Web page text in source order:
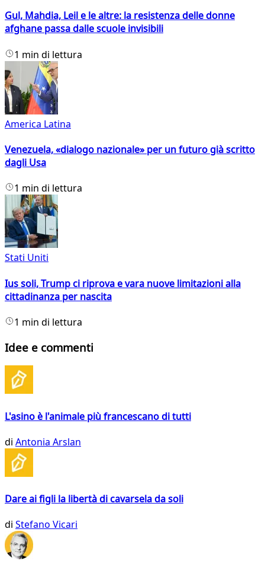
Gul, Mahdia, Leil e le altre: la resistenza delle donne
afghane passa dalle scuole invisibili
1 min di lettura
America Latina
Venezuela, «dialogo nazionale» per un futuro già scritto
dagli Usa
1 min di lettura
Stati Uniti
Ius soli, Trump ci riprova e vara nuove limitazioni alla
cittadinanza per nascita
1 min di lettura
Idee e commenti
L'asino è l'animale più francescano di tutti
di Antonia Arslan
Dare ai figli la libertà di cavarsela da soli
di Stefano Vicari